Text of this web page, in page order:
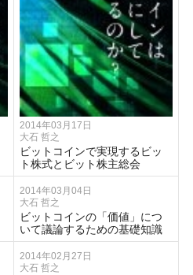
2014年03月17日
大石 哲之
ビットコインで実現するビッ
ト株式とビット株主総会
2014年03月04日
大石 哲之
ビットコインの「価値」につ
いて議論するための基礎知識
2014年02月27日
大石 哲之